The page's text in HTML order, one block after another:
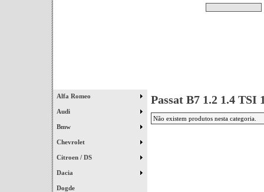
Alfa Romeo
Audi
Bmw
Chevrolet
Citroen / DS
Dacia
Dogde
Passat B7 1.2 1.4 TSI
Não existem produtos nesta categoria.